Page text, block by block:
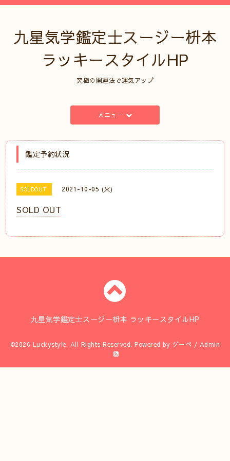
九星気学鑑定士スージー枡本
ラッキースタイルHP
究極の開運法で運気アップ
メニュー
鑑定予約状況
SOLDOUT 2021-10-05 (火)
SOLD OUT
九星気学鑑定士スージー枡本 ラッキースタイルHP
©2026 Luckystyle. All Rights Reserved. Powered by グーペ / Admin